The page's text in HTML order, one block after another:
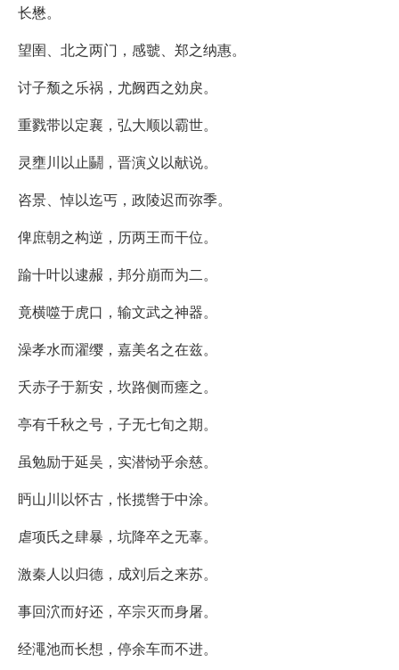
长懋。
望圉、北之两门，感虢、郑之纳惠。
讨子颓之乐祸，尤阙西之効戾。
重戮带以定襄，弘大顺以霸世。
灵壅川以止鬭，晋演义以献说。
咨景、悼以迄丐，政陵迟而弥季。
俾庶朝之构逆，历两王而干位。
踰十叶以逮赧，邦分崩而为二。
竟横噬于虎口，输文武之神器。
澡孝水而濯缨，嘉美名之在兹。
夭赤子于新安，坎路侧而瘗之。
亭有千秋之号，子无七旬之期。
虽勉励于延吴，实潜恸乎余慈。
眄山川以怀古，怅揽辔于中涂。
虐项氏之肆暴，坑降卒之无辜。
激秦人以归德，成刘后之来苏。
事回泬而好还，卒宗灭而身屠。
经澠池而长想，停余车而不进。